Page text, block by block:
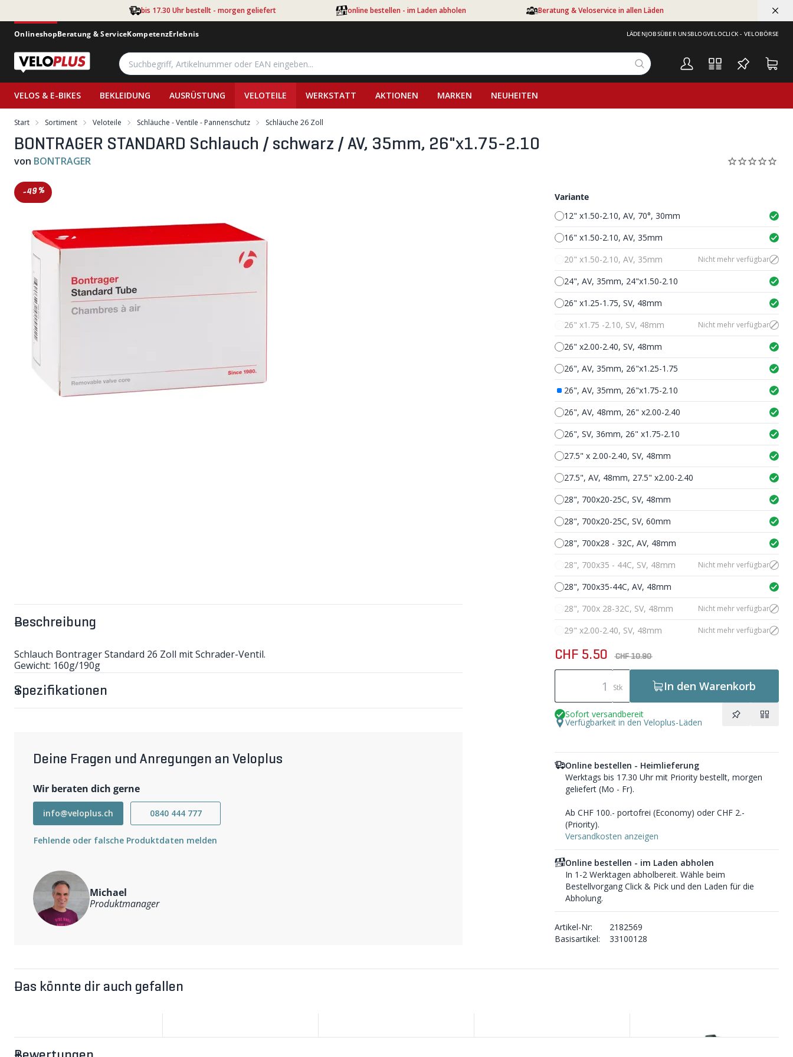
bis 17.30 Uhr bestellt - morgen geliefert online bestellen - im Laden abholen Beratung & Veloservice in allen Läden
OnlineshopBeratung & ServiceKompetenzErlebnis LÄDENJOBSÜBER UNSBLOGVELOCLICK - VELOBÖRSE
VELOS & E-BIKES BEKLEIDUNG AUSRÜSTUNG VELOTEILE WERKSTATT AKTIONEN MARKEN NEUHEITEN
Start Sortiment Veloteile Schläuche - Ventile - Pannenschutz Schläuche 26 Zoll
BONTRAGER STANDARD Schlauch / schwarz / AV, 35mm, 26"x1.75-2.10
von BONTRAGER
-49%
Beschreibung
Schlauch Bontrager Standard 26 Zoll mit Schrader-Ventil.
Gewicht: 160g/190g
Spezifikationen
Deine Fragen und Anregungen an Veloplus
Wir beraten dich gerne
info@veloplus.ch 0840 444 777
Fehlende oder falsche Produktdaten melden
Michael
Produktmanager
Variante
12" x1.50-2.10, AV, 70°, 30mm
16" x1.50-2.10, AV, 35mm
20" x1.50-2.10, AV, 35mm
Nicht mehr verfügbar
24", AV, 35mm, 24"x1.50-2.10
26" x1.25-1.75, SV, 48mm
26" x1.75 -2.10, SV, 48mm
Nicht mehr verfügbar
26" x2.00-2.40, SV, 48mm
26", AV, 35mm, 26"x1.25-1.75
26", AV, 35mm, 26"x1.75-2.10
26", AV, 48mm, 26" x2.00-2.40
26", SV, 36mm, 26" x1.75-2.10
27.5" x 2.00-2.40, SV, 48mm
27.5", AV, 48mm, 27.5" x2.00-2.40
28", 700x20-25C, SV, 48mm
28", 700x20-25C, SV, 60mm
28", 700x28 - 32C, AV, 48mm
28", 700x35 - 44C, SV, 48mm
Nicht mehr verfügbar
28", 700x35-44C, AV, 48mm
28", 700x 28-32C, SV, 48mm
Nicht mehr verfügbar
29" x2.00-2.40, SV, 48mm Nicht mehr verfügbar
CHF 5.50 CHF 10.90
Stk In den Warenkorb
Sofort versandbereit
Verfügbarkeit in den Veloplus-Läden
Online bestellen - Heimlieferung
Werktags bis 17.30 Uhr mit Priority bestellt, morgen
geliefert (Mo - Fr).
Ab CHF 100.- portofrei (Economy) oder CHF 2.-
(Priority).
Versandkosten anzeigen
Online bestellen - im Laden abholen
In 1-2 Werktagen abholbereit. Wähle beim
Bestellvorgang Click & Pick und den Laden für die
Abholung.
Artikel-Nr:
2182569
Basisartikel:
33100128
Das könnte dir auch gefallen